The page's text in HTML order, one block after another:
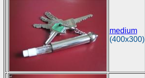
medium
(400x300)